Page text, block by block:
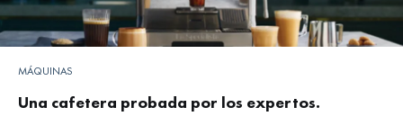
MÁQUINAS
Una cafetera probada por los expertos.